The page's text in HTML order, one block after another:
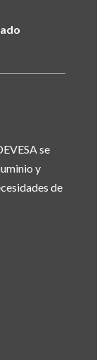
se
y
de